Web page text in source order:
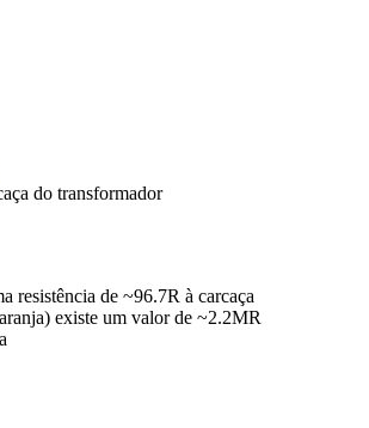
do transformador
resistência de ~96.7R à carcaça
existe um valor de ~2.2MR